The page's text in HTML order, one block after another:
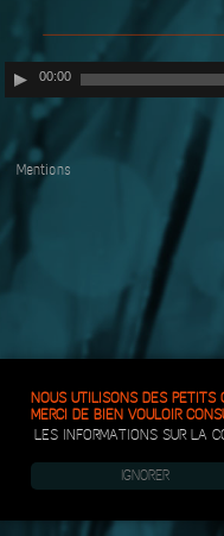
NOUS UTILISONS DES PETITS
MERCI DE BIEN VOULOIR
LES INFORMATIONS SUR LA
IGNORER
Lecteur
audio
00:00
Mentions